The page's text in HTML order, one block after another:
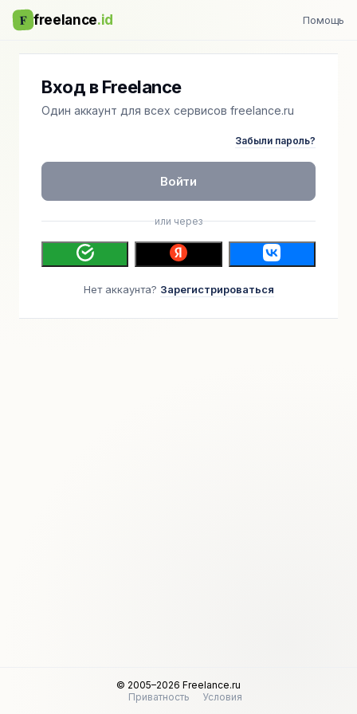
F freelance.id Помощь
Вход в Freelance
Один аккаунт для всех сервисов freelance.ru
Забыли пароль?
Войти
или через
Нет аккаунта? Зарегистрироваться
© 2005–2026 Freelance.ru
Приватность
Условия